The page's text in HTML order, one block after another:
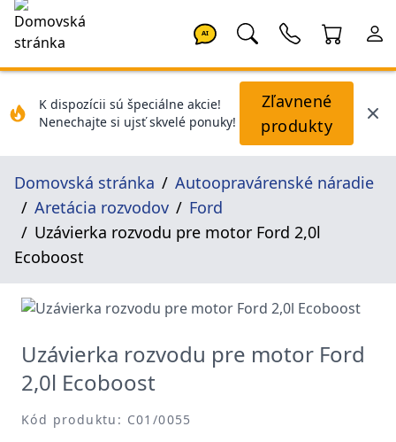
AI
K dispozícii sú špeciálne akcie!
Nenechajte si ujsť skvelé ponuky!
Zľavnené
produkty
Domovská stránka
Autoopravárenské náradie
Aretácia rozvodov
Ford
Uzávierka rozvodu pre motor Ford 2,0l
Ecoboost
Uzávierka rozvodu pre motor Ford
2,0l Ecoboost
Kód produktu: C01/0055